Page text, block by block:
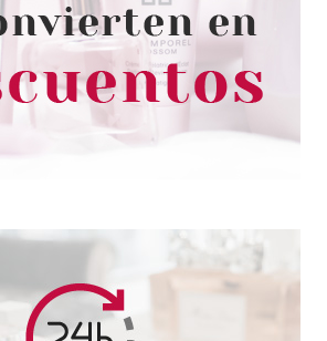
EDT 100 ML
111.00€ desde
87.52€